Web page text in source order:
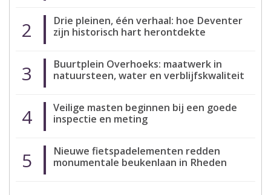
2
Drie pleinen, één verhaal: hoe Deventer
zijn historisch hart herontdekte
3
Buurtplein Overhoeks: maatwerk in
natuursteen, water en verblijfskwaliteit
4
Veilige masten beginnen bij een goede
inspectie en meting
5
Nieuwe fietspadelementen redden
monumentale beukenlaan in Rheden